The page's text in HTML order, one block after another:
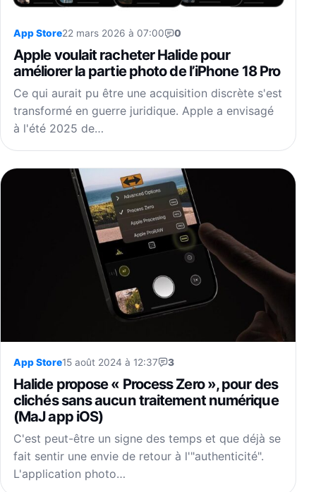
App Store22 mars 2026 à 07:00 0
Apple voulait racheter Halide pour
améliorer la partie photo de l’iPhone 18 Pro
Ce qui aurait pu être une acquisition discrète s'est
transformé en guerre juridique. Apple a envisagé
à l'été 2025 de…
App Store15 août 2024 à 12:37 3
Halide propose « Process Zero », pour des
clichés sans aucun traitement numérique
(MaJ app iOS)
C'est peut-être un signe des temps et que déjà se
fait sentir une envie de retour à l'"authenticité".
L'application photo…